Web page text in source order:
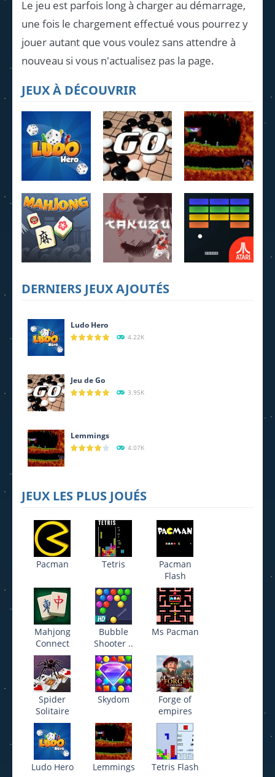
Le jeu est parfois long à charger au démarrage,
une fois le chargement effectué vous pourrez y
jouer autant que vous voulez sans attendre à
nouveau si vous n'actualisez pas la page.
JEUX À DÉCOUVRIR
Ludo Hero
4.22K
Jeu de Go
3.95K
Lemmings
4.07K
MahJong Daily Takuzu
DERNIERS JEUX AJOUTÉS
Ludo Hero
4.22K
Jeu de Go
3.95K
Lemmings
4.07K
JEUX LES PLUS JOUÉS
Pacman Tetris
Pacman
Flash
Mahjong
Connect
Bubble
Shooter ..
Ms Pacman
Spider
Solitaire
Skydom
Forge of
empires
Ludo Hero Lemmings Tetris Flash